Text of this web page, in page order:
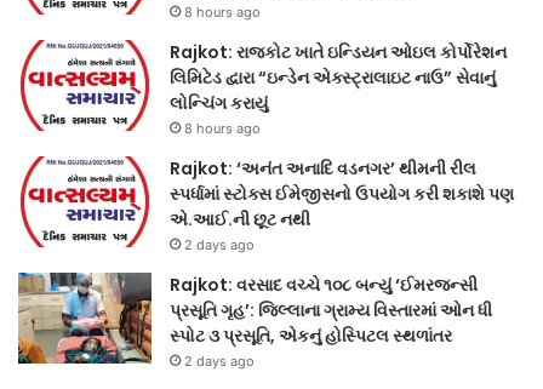
8 hours ago
Rajkot: રાજકોટ ખાતે ઇન્ડિયન ઓઇલ કોર્પોરેશન
લિમિટેડ દ્વારા “ઇન્ડેન એક્સ્ટ્રાલાઇટ નાઉ” સેવાનું
લોન્ચિંગ કરાયું
8 hours ago
Rajkot: ‘અનંત અનાદિ વડનગર’ થીમની રીલ
સ્પર્ધામાં સ્ટોક્સ ઈમેજીસનો ઉપયોગ કરી શકાશે પણ
એ.આઈ.ની છૂટ નથી
2 days ago
Rajkot: વરસાદ વચ્ચે ૧૦૮ બન્યું ‘ઈમરજન્સી
પ્રસૂતિ ગૃહ’: જિલ્લાના ગ્રામ્ય વિસ્તારમાં ઓન ધી
સ્પોટ ૩ પ્રસૂતિ, એકનું હોસ્પિટલ સ્થળાંતર
2 days ago